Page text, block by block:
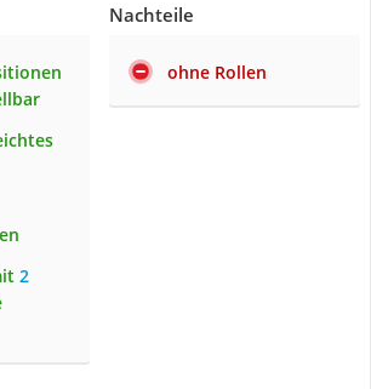
2
Nachteile
ohne Rollen